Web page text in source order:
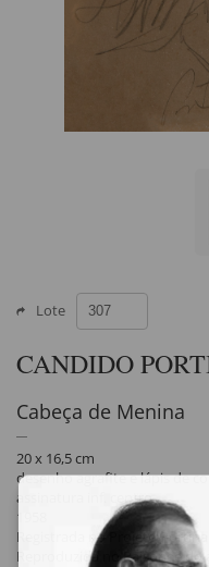
Lote
CANDIDO
Cabeça de Menina
20 x 16,5 cm
desenho agrafite e lápis de
assinatura inf. centro
1958
Registrada no Projeto
Reproduzida no Raisoneé do